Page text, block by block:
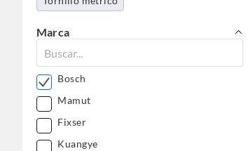
Marca
Bosch
Mamut
Fixser
Kuangye